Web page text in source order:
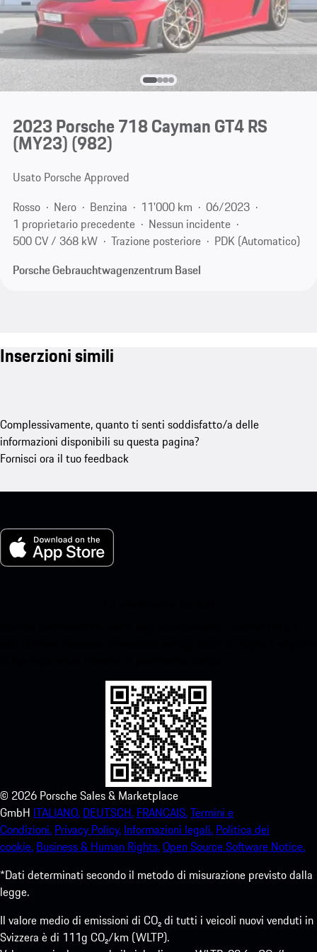
2023 Porsche 718 Cayman GT4 RS
(MY23)(982)
Usato Porsche Approved
Rosso
Nero Benzina 11'000 km
06/2023
1 proprietario precedente
Nessun incidente
500 CV / 368 kW
Trazione posteriore
PDK (Automatico)
Porsche Gebrauchtwagenzentrum Basel
Inserzioni simili
Complessivamente, quanto ti senti soddisfatto/a delle
informazioni disponibili su questa pagina?
Fornisci ora il tuo feedback
© 2026 Porsche Sales & Marketplace
GmbH ITALIANO. DEUTSCH. FRANCAIS.Termini e
Condizioni. Privacy Policy. Informazioni legali. Politica dei
cookie. Business & Human Rights.Open Source Software Notice.
*Dati determinati secondo il metodo di misurazione previsto dalla
legge.
Il valore medio di emissioni di CO₂ di tutti i veicoli nuovi venduti in
Svizzera è di 111g CO₂/km (WLTP).